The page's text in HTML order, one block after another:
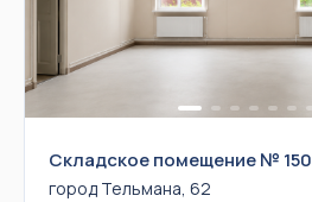
Складское помещение № 150
город Тельмана, 62